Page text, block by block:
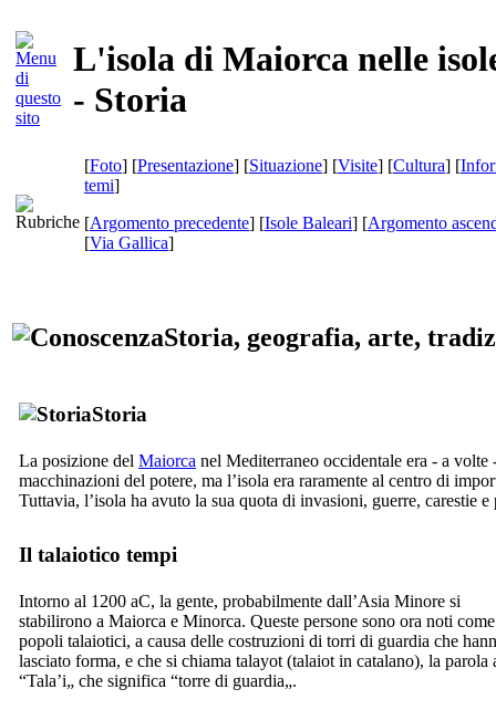
L'isola di Maiorca nelle
- Storia
[Foto] [Presentazione] [Situazione] [Visite] [Cultura] [
temi]
[Argomento precedente] [Isole Baleari] [Argomento
[Via Gallica]
Storia, geografia, arte,
Storia
La posizione del Maiorca nel Mediterraneo occidentale era - a volte
macchinazioni del potere, ma l’isola era raramente al centro di
Tuttavia, l’isola ha avuto la sua quota di invasioni, guerre, carestie e
Il talaiotico tempi
Intorno al 1200 aC, la gente, probabilmente dall’Asia Minore si
stabilirono a Maiorca e Minorca. Queste persone sono ora noti come
popoli talaiotici, a causa delle costruzioni di torri di guardia che
lasciato forma, e che si chiama talayot (talaiot in catalano), la parola
“Tala’i„ che significa “torre di guardia„.